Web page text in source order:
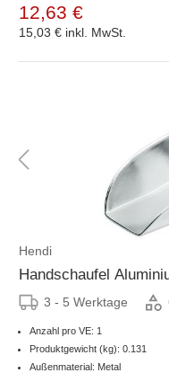
12,63 €
15,03 € inkl. MwSt.
Hendi
Handschaufel
3 - 5 Werktage
Anzahl pro VE: 1
Produktgewicht (kg): 0.131
Außenmaterial: Metal